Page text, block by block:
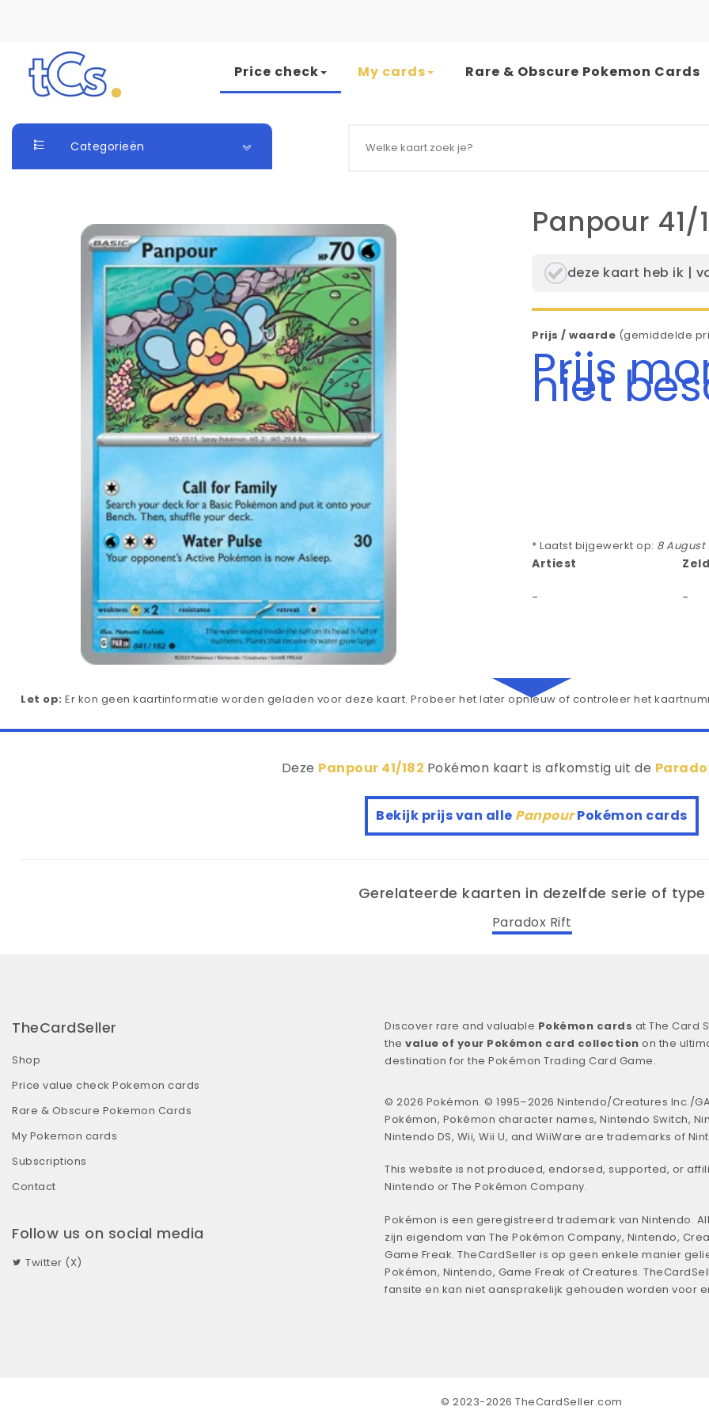
Skip to content
Price check My cards Rare & Obscure Pokemon Cards
Categorieën
Panpour 41/
deze kaart heb ik |
Prijs / waarde (gemiddelde
Prijs
niet
* Laatst bijgewerkt op: 8 August
Artiest
- -
Let op: Er kon geen kaartinformatie worden geladen voor deze kaart. Probeer het later opnieuw of controleer het
Deze Panpour 41/182 Pokémon kaart is afkomstig uit de
Bekijk prijs van alle PanpourPokémon cards
Gerelateerde kaarten in dezelfde serie of type
Paradox Rift
TheCardSeller
Shop
Price value check Pokemon cards
Rare & Obscure Pokemon Cards
My Pokemon cards
Subscriptions
Contact
Follow us on social media
Twitter (X)
Discover rare and valuable Pokémon cards at The Card
the value of your Pokémon card collection on the
destination for the Pokémon Trading Card Game.
© 2026 Pokémon. © 1995–2026 Nintendo/Creatures Inc./
Pokémon, Pokémon character names, Nintendo Switch,
Nintendo DS, Wii, Wii U, and WiiWare are trademarks of
This website is not produced, endorsed, supported, or
Nintendo or The Pokémon Company.
Pokémon is een geregistreerd trademark van Nintendo.
zijn eigendom van The Pokémon Company, Nintendo,
Game Freak. TheCardSeller is op geen enkele manier
Pokémon, Nintendo, Game Freak of Creatures.
fansite en kan niet aansprakelijk gehouden worden voor
© 2023-2026 TheCardSeller.com